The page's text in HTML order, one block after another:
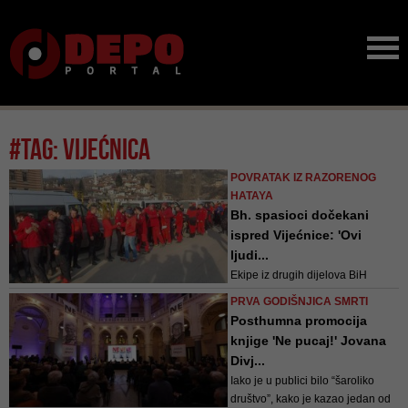
#tag: vijećnica
POVRATAK IZ RAZORENOG
HATAYA
Bh. spasioci dočekani
ispred Vijećnice: 'Ovi
ljudi...
Ekipe iz drugih dijelova BiH
nastavile su put ka svojim
Sarajevu organizovan doček u
Centru za operacije deminiranja i
uklanjanja NUS-a u Azićima na
Ilidži
PRVA GODIŠNJICA SMRTI
Posthumna promocija
knjige 'Ne pucaj!' Jovana
Divj...
Iako je u publici bilo “šaroliko
društvo”, kako je kazao jedan od